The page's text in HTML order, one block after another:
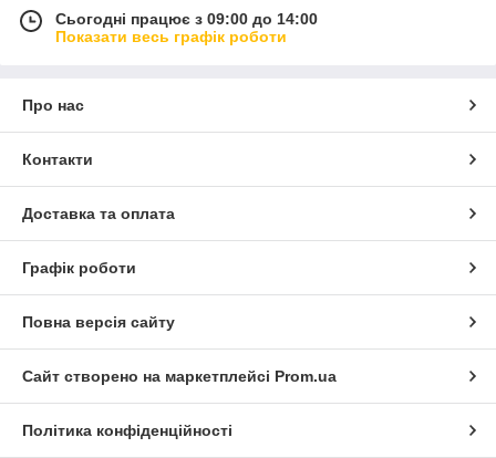
Сьогодні працює з 09:00 до 14:00
Показати весь графік роботи
Про нас
Контакти
Доставка та оплата
Графік роботи
Повна версія сайту
Сайт створено на маркетплейсі Prom.ua
Політика конфіденційності